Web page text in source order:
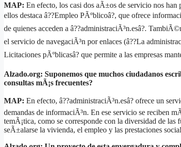
MAP: En efecto, los casi dos aÃ±os de servicio nos
ellos destaca â??Empleo PÃºblicoâ?, que ofrece
de quienes acceden a â??administraciÃ³n.esâ?.
el servicio de navegaciÃ³n por enlaces (â??La
Licitaciones pÃºblicasâ? que permite a las empresas
Alzado.org: Suponemos que muchos ciudadanos
consultas mÃ¡s frecuentes?
MAP: En efecto, â??administraciÃ³n.esâ? ofrece un
demandas de informaciÃ³n. En ese servicio se reciben
temÃ¡tica, como se corresponde con la diversidad de
seÃ±alarse la vivienda, el empleo y las prestaciones